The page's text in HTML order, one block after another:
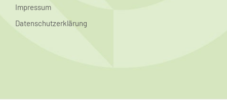
Impressum
Datenschutzerklärung